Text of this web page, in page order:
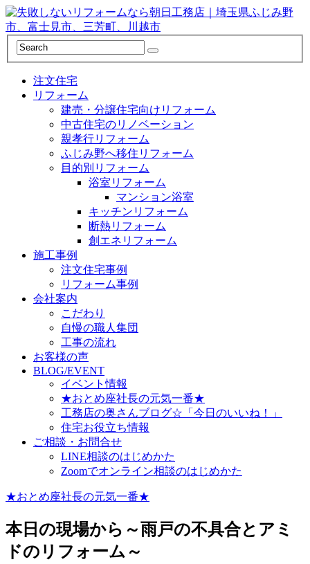
注文住宅
リフォーム
建売・分譲住宅向けリフォーム
中古住宅のリノベーション
親孝行リフォーム
ふじみ野へ移住リフォーム
目的別リフォーム
浴室リフォーム
マンション浴室
キッチンリフォーム
断熱リフォーム
創エネリフォーム
施工事例
注文住宅事例
リフォーム事例
会社案内
こだわり
自慢の職人集団
工事の流れ
お客様の声
BLOG/EVENT
イベント情報
★おとめ座社長の元気一番★
工務店の奥さんブログ☆「今日のいいね！」
住宅お役立ち情報
ご相談・お問合せ
LINE相談のはじめかた
Zoomでオンライン相談のはじめかた
★おとめ座社長の元気一番★
本日の現場から～雨戸の不具合とアミ
ドのリフォーム～